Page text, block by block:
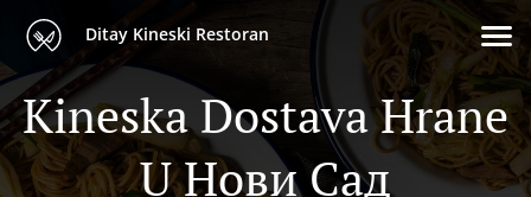
Ditay Kineski Restoran
Kineska Dostava Hrane
U Нови Сад